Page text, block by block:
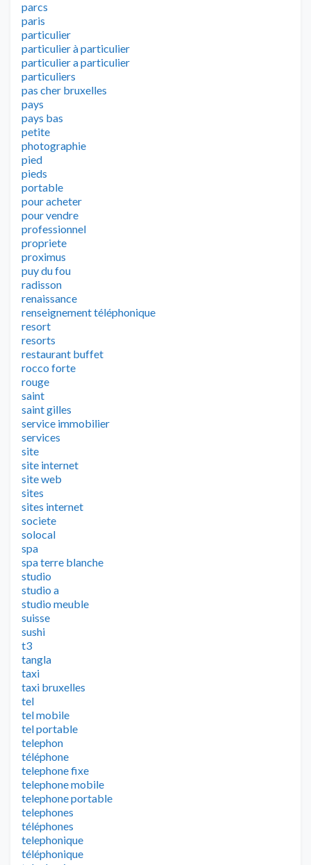
parcs
paris
particulier
particulier à particulier
particulier a particulier
particuliers
pas cher bruxelles
pays
pays bas
petite
photographie
pied
pieds
portable
pour acheter
pour vendre
professionnel
propriete
proximus
puy du fou
radisson
renaissance
renseignement téléphonique
resort
resorts
restaurant buffet
rocco forte
rouge
saint
saint gilles
service immobilier
services
site
site internet
site web
sites
sites internet
societe
solocal
spa
spa terre blanche
studio
studio a
studio meuble
suisse
sushi
t3
tangla
taxi
taxi bruxelles
tel
tel mobile
tel portable
telephon
téléphone
telephone fixe
telephone mobile
telephone portable
telephones
téléphones
telephonique
téléphonique